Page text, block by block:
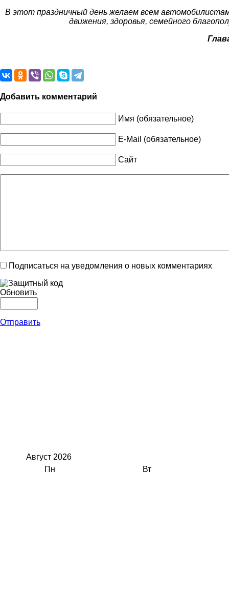
В этот праздничный день желаем всем
движения, здоровья, семейного
Добавить комментарий
Имя (обязательное)
E-Mail (обязательное)
Сайт
Подписаться на уведомления о новых комментариях
Обновить
Отправить
Август 2026
Пн
Вт